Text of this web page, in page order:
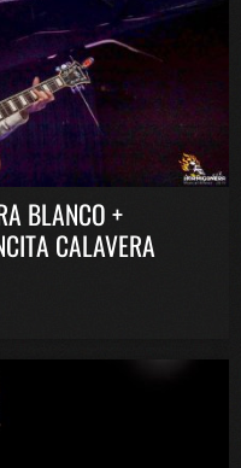
BLANCO +
CALAVERA